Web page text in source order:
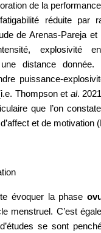
de la
réduite par
de Arenas-Pareja et
explosivité
distance
puissance-
Thompson et al.
que l’on
et de motivation
évoquer la phase
menstruel. C’est
se sont